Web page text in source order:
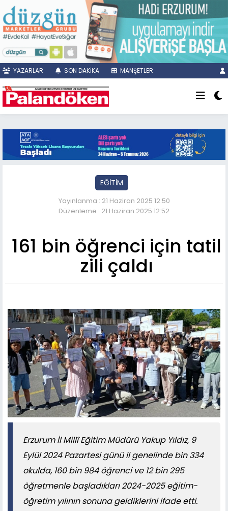
YAZARLAR SON DAKİKA MANŞETLER
EĞİTİM
Yayınlanma : 21 Haziran 2025 12:50
Düzenleme : 21 Haziran 2025 12:52
161 bin öğrenci için tatil
zili çaldı
Erzurum İl Millî Eğitim Müdürü Yakup Yıldız, 9
Eylül 2024 Pazartesi günü il genelinde bin 334
okulda, 160 bin 984 öğrenci ve 12 bin 295
öğretmenle başladıkları 2024-2025 eğitim-
öğretim yılının sonuna geldiklerini ifade etti.